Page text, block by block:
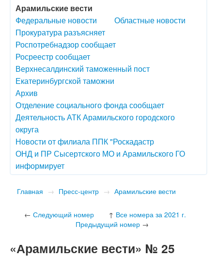
Арамильские вести
Федеральные новости
Областные новости
Прокуратура разъясняет
Роспотребнадзор сообщает
Росреестр сообщает
Верхнесалдинский таможенный пост
Екатеринбургской таможни
Архив
Отделение социального фонда сообщает
Деятельность АТК Арамильского городского
округа
Новости от филиала ППК "Роскадастр
ОНД и ПР Сысертского МО и Арамильского ГО
информирует
Главная → Пресс-центр → Арамильские вести
← Следующий номер ↑ Все номера за 2021 г.
Предыдущий номер →
«Арамильские вести» № 25